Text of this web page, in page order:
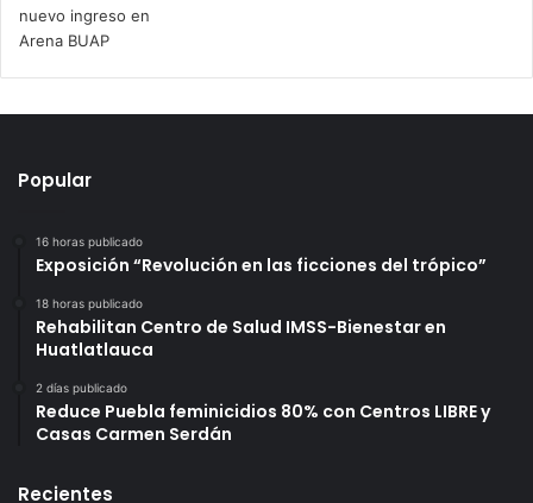
Popular
16 horas publicado
Exposición “Revolución en las ficciones del trópico”
18 horas publicado
Rehabilitan Centro de Salud IMSS-Bienestar en
Huatlatlauca
2 días publicado
Reduce Puebla feminicidios 80% con Centros LIBRE y
Casas Carmen Serdán
Recientes